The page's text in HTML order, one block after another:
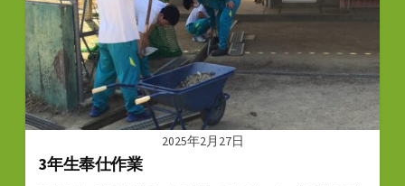
2025年2月27日
3年生奉仕作業